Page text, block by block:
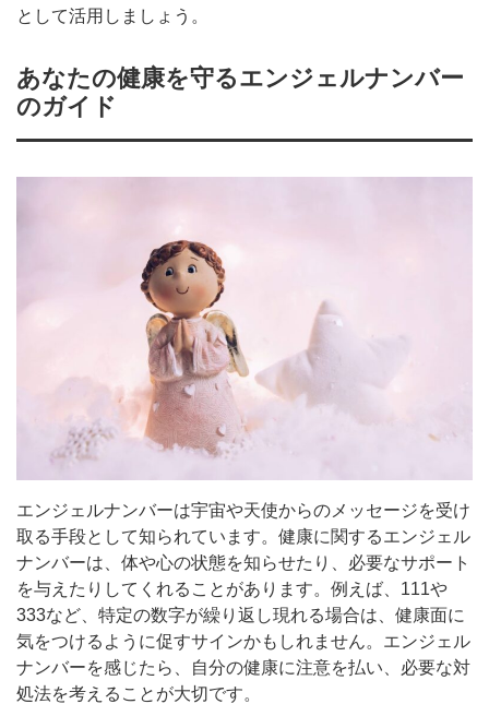
として活用しましょう。
あなたの健康を守るエンジェルナンバー
のガイド
エンジェルナンバーは宇宙や天使からのメッセージを受け
取る手段として知られています。健康に関するエンジェル
ナンバーは、体や心の状態を知らせたり、必要なサポート
を与えたりしてくれることがあります。例えば、111や
333など、特定の数字が繰り返し現れる場合は、健康面に
気をつけるように促すサインかもしれません。エンジェル
ナンバーを感じたら、自分の健康に注意を払い、必要な対
処法を考えることが大切です。